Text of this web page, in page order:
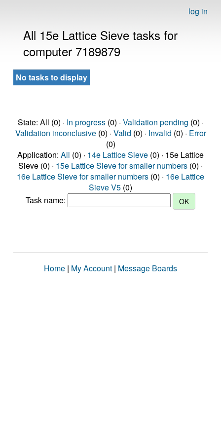
log in
All 15e Lattice Sieve tasks for
computer 7189879
No tasks to display
State: All (0) · In progress(0) · Validation pending (0) ·
Validation inconclusive(0) · Valid (0) · Invalid (0) · Error
(0)
Application: All (0) · 14e Lattice Sieve (0) · 15e Lattice
Sieve (0) · 15e Lattice Sieve for smaller numbers (0) ·
16e Lattice Sieve for smaller numbers (0) · 16e Lattice
Sieve V5 (0)
Task name:
Home | My Account | Message Boards